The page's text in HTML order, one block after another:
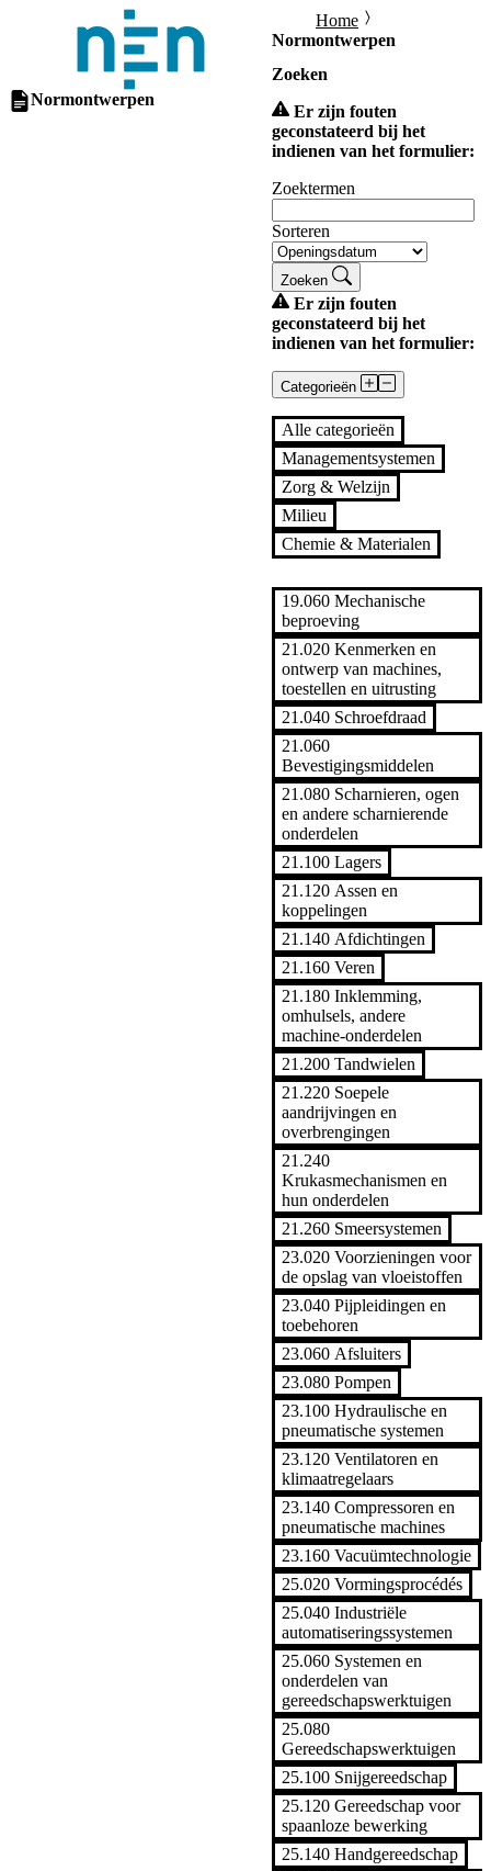
Normontwerpen
Home
Normontwerpen
Zoeken
Er zijn fouten
geconstateerd bij het
indienen van het formulier:
Zoektermen
Sorteren
Zoeken
Er zijn fouten
geconstateerd bij het
indienen van het formulier:
Categorieën
Alle categorieën
Managementsystemen
Zorg & Welzijn
Milieu
Chemie & Materialen
19.060 Mechanische
beproeving
21.020 Kenmerken en
ontwerp van machines,
toestellen en uitrusting
21.040 Schroefdraad
21.060
Bevestigingsmiddelen
21.080 Scharnieren, ogen
en andere scharnierende
onderdelen
21.100 Lagers
21.120 Assen en
koppelingen
21.140 Afdichtingen
21.160 Veren
21.180 Inklemming,
omhulsels, andere
machine-onderdelen
21.200 Tandwielen
21.220 Soepele
aandrijvingen en
overbrengingen
21.240
Krukasmechanismen en
hun onderdelen
21.260 Smeersystemen
23.020 Voorzieningen voor
de opslag van vloeistoffen
23.040 Pijpleidingen en
toebehoren
23.060 Afsluiters
23.080 Pompen
23.100 Hydraulische en
pneumatische systemen
23.120 Ventilatoren en
klimaatregelaars
23.140 Compressoren en
pneumatische machines
23.160 Vacuümtechnologie
25.020 Vormingsprocédés
25.040 Industriële
automatiseringssystemen
25.060 Systemen en
onderdelen van
gereedschapswerktuigen
25.080
Gereedschapswerktuigen
25.100 Snijgereedschap
25.120 Gereedschap voor
spaanloze bewerking
25.140 Handgereedschap